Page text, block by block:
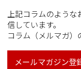
上記コラムのような
信しています。
コラム（メルマガ）
メールマガジン登